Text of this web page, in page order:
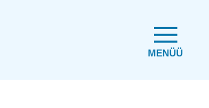
MENÜÜ